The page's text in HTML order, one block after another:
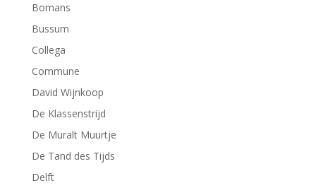
Bomans
Bussum
Collega
Commune
David Wijnkoop
De Klassenstrijd
De Muralt Muurtje
De Tand des Tijds
Delft